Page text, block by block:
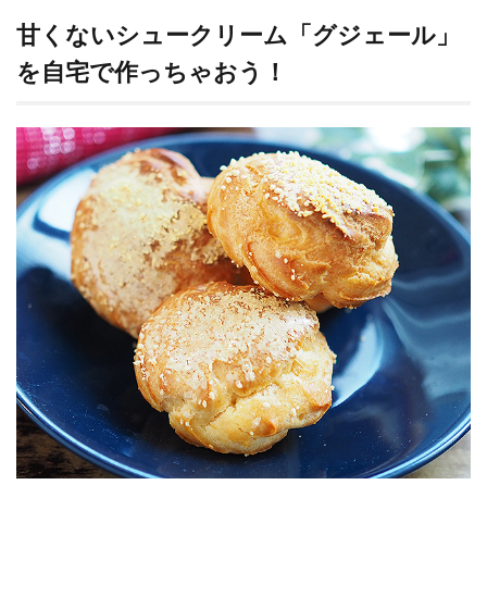
甘くないシュークリーム「グジェール」
を自宅で作っちゃおう！